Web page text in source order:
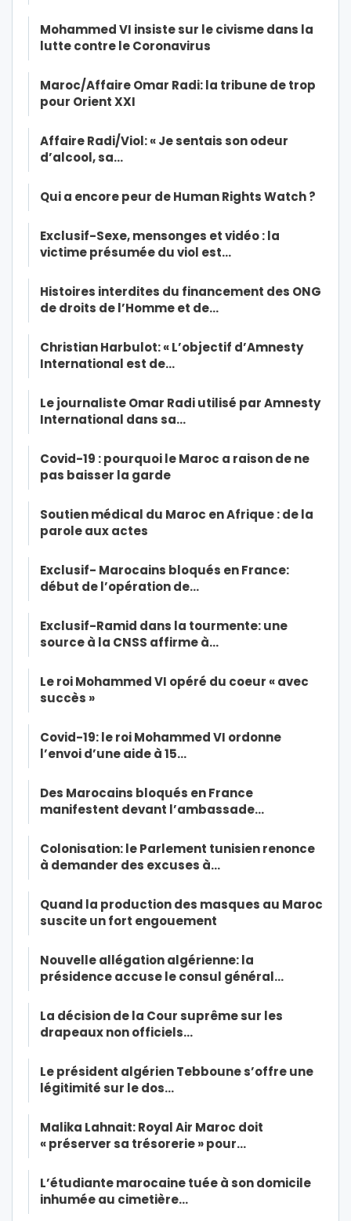
Mohammed VI insiste sur le civisme dans la
lutte contre le Coronavirus
Maroc/Affaire Omar Radi: la tribune de trop
pour Orient XXI
Affaire Radi/Viol: « Je sentais son odeur
d’alcool, sa…
Qui a encore peur de Human Rights Watch ?
Exclusif-Sexe, mensonges et vidéo : la
victime présumée du viol est…
Histoires interdites du financement des ONG
de droits de l’Homme et de…
Christian Harbulot: « L’objectif d’Amnesty
International est de…
Le journaliste Omar Radi utilisé par Amnesty
International dans sa…
Covid-19 : pourquoi le Maroc a raison de ne
pas baisser la garde
Soutien médical du Maroc en Afrique : de la
parole aux actes
Exclusif- Marocains bloqués en France:
début de l’opération de…
Exclusif-Ramid dans la tourmente: une
source à la CNSS affirme à…
Le roi Mohammed VI opéré du coeur « avec
succès »
Covid-19: le roi Mohammed VI ordonne
l’envoi d’une aide à 15…
Des Marocains bloqués en France
manifestent devant l’ambassade…
Colonisation: le Parlement tunisien renonce
à demander des excuses à…
Quand la production des masques au Maroc
suscite un fort engouement
Nouvelle allégation algérienne: la
présidence accuse le consul général…
La décision de la Cour suprême sur les
drapeaux non officiels…
Le président algérien Tebboune s’offre une
légitimité sur le dos…
Malika Lahnait: Royal Air Maroc doit
« préserver sa trésorerie » pour…
L’étudiante marocaine tuée à son domicile
inhumée au cimetière…